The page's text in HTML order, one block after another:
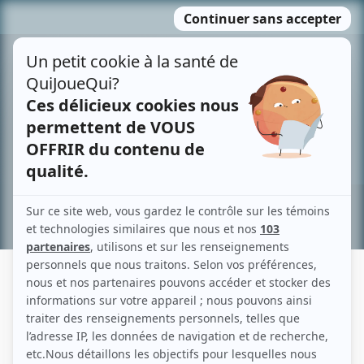
MENU
contenu
Recherche avancée »
CHARLES IMBEAU
Liens
Fiche de Charles Imbeau sur Showbizz.net